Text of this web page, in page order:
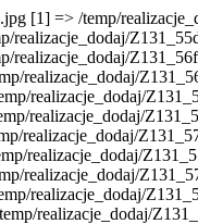
[1] => /temp/
realizacje_dodaj/
realizacje_dodaj/
realizacje_dodaj/
realizacje_dodaj/
realizacje_dodaj/
realizacje_dodaj/
realizacje_dodaj/
realizacje_dodaj/
realizacje_dodaj/
realizacje_dodaj/